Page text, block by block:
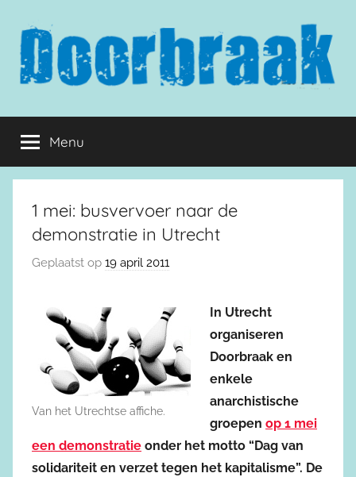
inhoud
springen
Doorbraak.eu
Menu
1 mei: busvervoer naar de
demonstratie in Utrecht
Geplaatst op 19 april 2011
Van het Utrechtse affiche.
In Utrecht
organiseren
Doorbraak en
enkele
anarchistische
groepen op 1 mei
een demonstratie onder het motto “Dag van
solidariteit en verzet tegen het kapitalisme”. De